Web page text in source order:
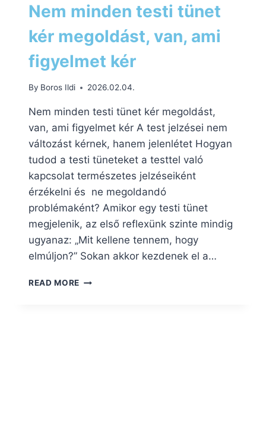
Nem minden testi tünet
kér megoldást, van, ami
figyelmet kér
By Boros Ildi 2026.02.04.
Nem minden testi tünet kér megoldást,
van, ami figyelmet kér A test jelzései nem
változást kérnek, hanem jelenlétet Hogyan
tudod a testi tüneteket a testtel való
kapcsolat természetes jelzéseiként
érzékelni és ne megoldandó
problémaként? Amikor egy testi tünet
megjelenik, az első reflexünk szinte mindig
ugyanaz: „Mit kellene tennem, hogy
elmúljon?” Sokan akkor kezdenek el a…
READ MORE NEM